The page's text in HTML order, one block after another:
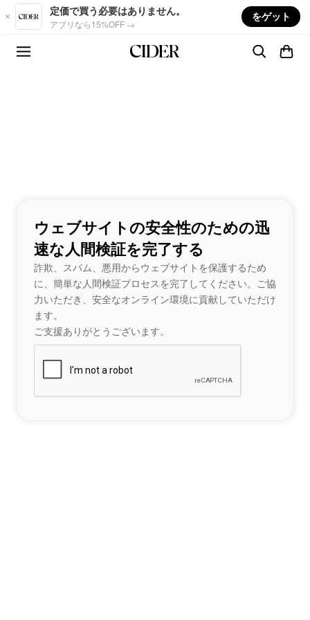
Skip to main content
定価で買う必要はありません。
アプリなら15%OFF →
をゲット
ウェブサイトの安全性のための迅
速な人間検証を完了する
詐欺、スパム、悪用からウェブサイトを保護するため
に、簡単な人間検証プロセスを完了してください。ご協
力いただき、安全なオンライン環境に貢献していただけ
ます。
ご支援ありがとうございます。